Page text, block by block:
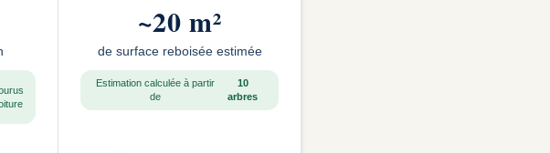
~20 m²
de surface reboisée estimée
Estimation calculée à partir
de
10
arbres